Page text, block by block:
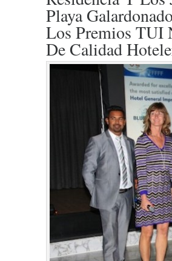
Playa
Los Premios TUI
De Calidad